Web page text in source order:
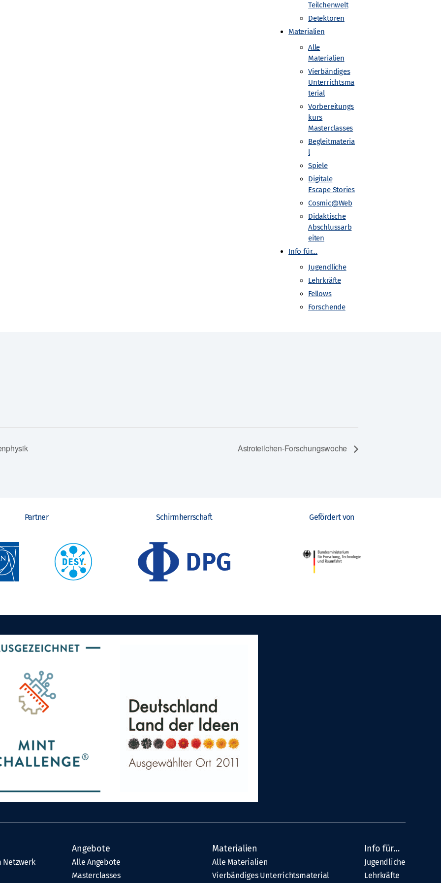
Teilchenwelt
Detektoren
Materialien
Alle
Materialien
Vierbändiges
Unterrichtsma
terial
Vorbereitungs
kurs
Masterclasses
Begleitmateria
l
Spiele
Digitale
Escape Stories
Cosmic@Web
Didaktische
Abschlussarb
eiten
Info für…
Jugendliche
Lehrkräfte
Fellows
Forschende
Astroteilchen-Forschungswoche
Partner Schirmherrschaft Gefördert von
Netzwerk
Angebote
Alle Angebote
Masterclasses
Materialien
Alle Materialien
Vierbändiges Unterrichtsmaterial
Info für…
Jugendliche
Lehrkräfte